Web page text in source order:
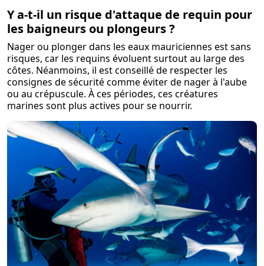
Y a-t-il un risque d'attaque de requin pour
les baigneurs ou plongeurs ?
Nager ou plonger dans les eaux mauriciennes est sans
risques, car les requins évoluent surtout au large des
côtes. Néanmoins, il est conseillé de respecter les
consignes de sécurité comme éviter de nager à l'aube
ou au crépuscule. À ces périodes, ces créatures
marines sont plus actives pour se nourrir.